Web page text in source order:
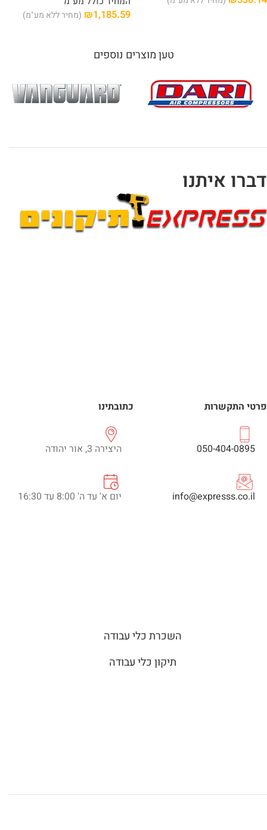
₪1,185.59 (מחיר ללא מע"מ)
טען מוצרים נוספים
דברו איתנו
פרטי התקשרות
050-404-0895
info@expresss.co.il
כתובתינו
היצירה 3, אור יהודה
יום א' עד ה' 8:00 עד 16:30
השכרת כלי עבודה
תיקון כלי עבודה